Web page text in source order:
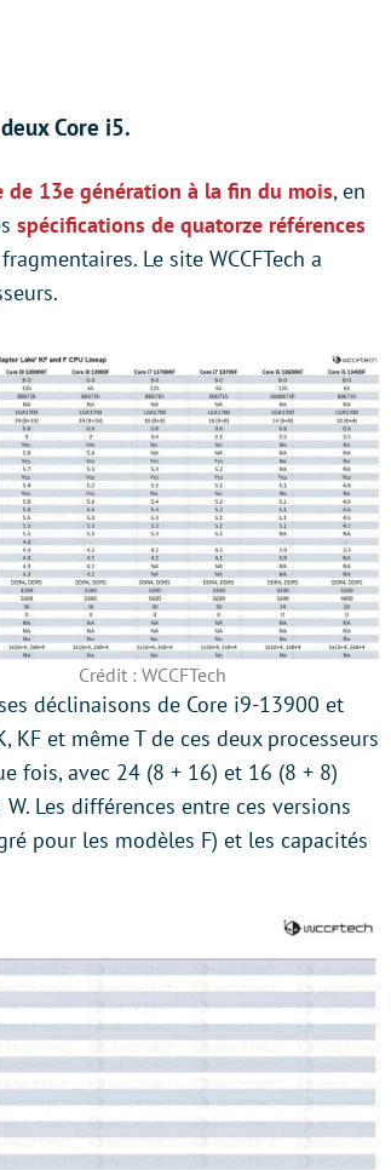
Core i5.
de 13e génération à la fin du mois, en
spécifications de quatorze références
Le site WCCFTech a
Crédit : WCCFTech
déclinaisons de Core i9-13900 et
et même T de ces deux processeurs
fois, avec 24 (8 + 16) et 16 (8 + 8)
Les différences entre ces versions
pour les modèles F) et les capacités